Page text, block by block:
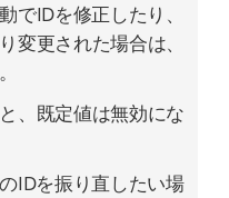
でIDを修正したり、
変更された場合は、
、既定値は無効にな
IDを振り直したい場